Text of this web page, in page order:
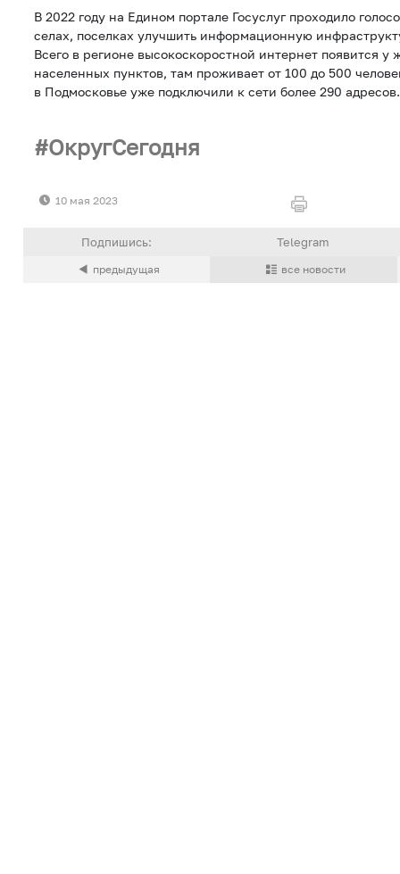
В 2022 году на Едином портале Госуслуг проходило
селах, поселках улучшить информационную
Всего в регионе высокоскоростной интернет появится у
населенных пунктов, там проживает от 100 до 500
в Подмосковье уже подключили к сети более 290 адресов.
ОкругСегодня
10 мая 2023